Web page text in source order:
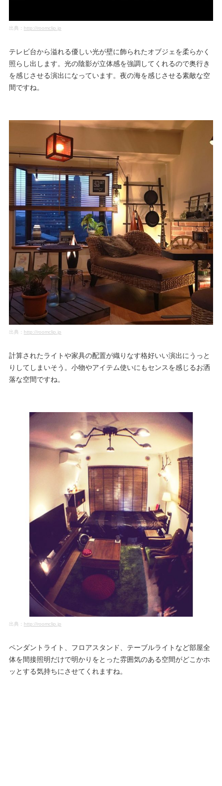
出典： http://roomclip.jp
テレビ台から溢れる優しい光が壁に飾られたオブジェを柔らかく
照らし出します。光の陰影が立体感を強調してくれるので奥行き
を感じさせる演出になっています。夜の海を感じさせる素敵な空
間ですね。
出典： http://roomclip.jp
計算されたライトや家具の配置が織りなす格好いい演出にうっと
りしてしまいそう。小物やアイテム使いにもセンスを感じるお洒
落な空間ですね。
出典： http://roomclip.jp
ペンダントライト、フロアスタンド、テーブルライトなど部屋全
体を間接照明だけで明かりをとった雰囲気のある空間がどこかホ
ッとする気持ちにさせてくれますね。